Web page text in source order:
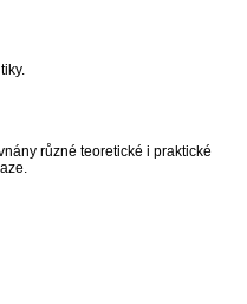
různé teoretické i praktické